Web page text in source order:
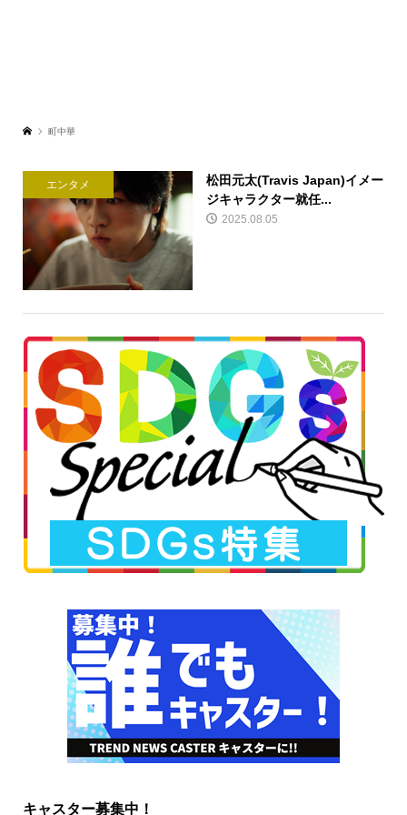
町中華
エンタメ
松田元太(Travis Japan)イメー
ジキャラクター就任...
2025.08.05
キャスター募集中！